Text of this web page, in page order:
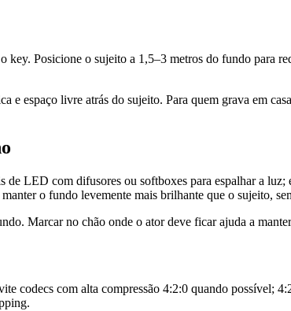
Posicione o sujeito a 1,5–3 metros do fundo para
e espaço livre atrás do sujeito. Para quem grava em
LED com difusores ou softboxes para espalhar a
o fundo levemente mais brilhante que o sujeito,
Marcar no chão onde o ator deve ficar ajuda a
codecs com alta compressão 4:2:0 quando possível;